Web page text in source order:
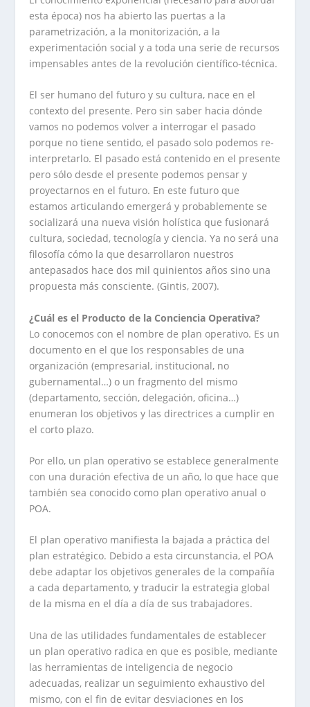
esta época) nos ha abierto las puertas a la
parametrización, a la monitorización, a la
experimentación social y a toda una serie de recursos
impensables antes de la revolución científico-técnica.
El ser humano del futuro y su cultura, nace en el
contexto del presente. Pero sin saber hacia dónde
vamos no podemos volver a interrogar el pasado
porque no tiene sentido, el pasado solo podemos re-
interpretarlo. El pasado está contenido en el presente
pero sólo desde el presente podemos pensar y
proyectarnos en el futuro. En este futuro que
estamos articulando emergerá y probablemente se
socializará una nueva visión holística que fusionará
cultura, sociedad, tecnología y ciencia. Ya no será una
filosofía cómo la que desarrollaron nuestros
antepasados hace dos mil quinientos años sino una
propuesta más consciente. (Gintis, 2007).
¿Cuál es el Producto de la Conciencia Operativa?
Lo conocemos con el nombre de plan operativo. Es un
documento en el que los responsables de una
organización (empresarial, institucional, no
gubernamental…) o un fragmento del mismo
(departamento, sección, delegación, oficina…)
enumeran los objetivos y las directrices a cumplir en
el corto plazo.
Por ello, un plan operativo se establece generalmente
con una duración efectiva de un año, lo que hace que
también sea conocido como plan operativo anual o
POA.
El plan operativo manifiesta la bajada a práctica del
plan estratégico. Debido a esta circunstancia, el POA
debe adaptar los objetivos generales de la compañía
a cada departamento, y traducir la estrategia global
de la misma en el día a día de sus trabajadores.
Una de las utilidades fundamentales de establecer
un plan operativo radica en que es posible, mediante
las herramientas de inteligencia de negocio
adecuadas, realizar un seguimiento exhaustivo del
mismo, con el fin de evitar desviaciones en los